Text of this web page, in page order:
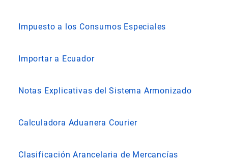
Impuesto a los Consumos Especiales
Importar a Ecuador
Notas Explicativas del Sistema Armonizado
Calculadora Aduanera Courier
Clasificación Arancelaria de Mercancías